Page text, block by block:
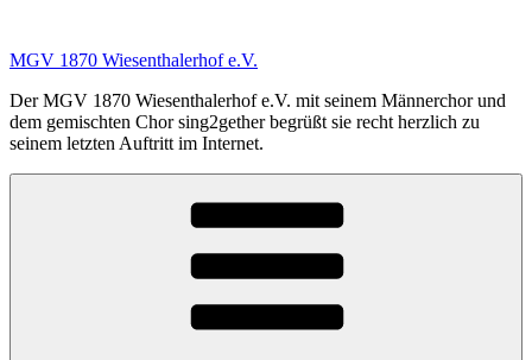
springen
MGV 1870 Wiesenthalerhof e.V.
Der MGV 1870 Wiesenthalerhof e.V. mit seinem Männerchor und
dem gemischten Chor sing2gether begrüßt sie recht herzlich zu
seinem letzten Auftritt im Internet.